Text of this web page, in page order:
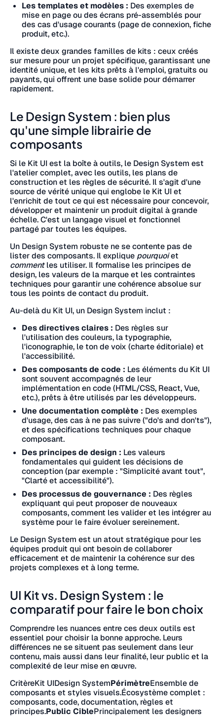
Les templates et modèles : Des exemples de
mise en page ou des écrans pré-assemblés pour
des cas d'usage courants (page de connexion, fiche
produit, etc.).
Il existe deux grandes familles de kits : ceux créés
sur mesure pour un projet spécifique, garantissant une
identité unique, et les kits prêts à l'emploi, gratuits ou
payants, qui offrent une base solide pour démarrer
rapidement.
Le Design System : bien plus
qu'une simple librairie de
composants
Si le Kit UI est la boîte à outils, le Design System est
l'atelier complet, avec les outils, les plans de
construction et les règles de sécurité. Il s'agit d'une
source de vérité unique qui englobe le Kit UI et
l'enrichit de tout ce qui est nécessaire pour concevoir,
développer et maintenir un produit digital à grande
échelle. C'est un langage visuel et fonctionnel
partagé par toutes les équipes.
Un Design System robuste ne se contente pas de
lister des composants. Il explique pourquoiet
commentles utiliser. Il formalise les principes de
design, les valeurs de la marque et les contraintes
techniques pour garantir une cohérence absolue sur
tous les points de contact du produit.
Au-delà du Kit UI, un Design System inclut :
Des directives claires : Des règles sur
l'utilisation des couleurs, la typographie,
l'iconographie, le ton de voix (charte éditoriale) et
l'accessibilité.
Des composants de code : Les éléments du Kit UI
sont souvent accompagnés de leur
implémentation en code (HTML/CSS, React, Vue,
etc.), prêts à être utilisés par les développeurs.
Une documentation complète : Des exemples
d'usage, des cas à ne pas suivre ("do's and don'ts"),
et des spécifications techniques pour chaque
composant.
Des principes de design : Les valeurs
fondamentales qui guident les décisions de
conception (par exemple : "Simplicité avant tout",
"Clarté et accessibilité").
Des processus de gouvernance : Des règles
expliquant qui peut proposer de nouveaux
composants, comment les valider et les intégrer au
système pour le faire évoluer sereinement.
Le Design System est un atout stratégique pour les
équipes produit qui ont besoin de collaborer
efficacement et de maintenir la cohérence sur des
projets complexes et à long terme.
UI Kit vs. Design System : le
comparatif pour faire le bon choix
Comprendre les nuances entre ces deux outils est
essentiel pour choisir la bonne approche. Leurs
différences ne se situent pas seulement dans leur
contenu, mais aussi dans leur finalité, leur public et la
complexité de leur mise en œuvre.
CritèreKit UIDesign SystemPérimètreEnsemble de
composants et styles visuels.Écosystème complet :
composants, code, documentation, règles et
principes.Public CiblePrincipalement les designers